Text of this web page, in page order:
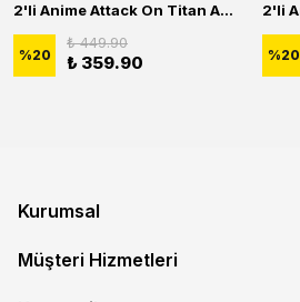
2'li Anime Attack On Titan Acrylic Maria Anime Naruto Erkek Kadın Kolye Seti
%20
₺ 449.90
₺ 359.90 %20
Kurumsal
Müşteri Hizmetleri